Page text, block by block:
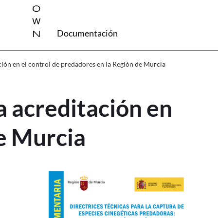
o
w
n
Documentación
en el control de predadores en la Región de Murcia
acreditación en
Murcia